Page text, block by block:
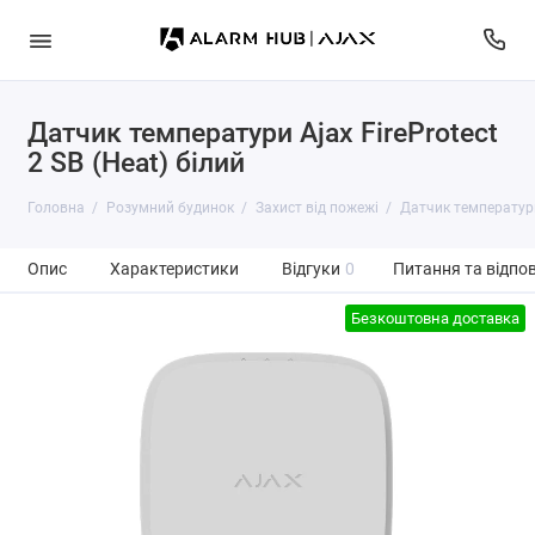
Датчик температури Ajax FireProtect
2 SB (Heat) білий
Головна Розумний будинок Захист від пожежі Датчик
Опис Характеристики Відгуки 0 Питання та
Безкоштовна доставка